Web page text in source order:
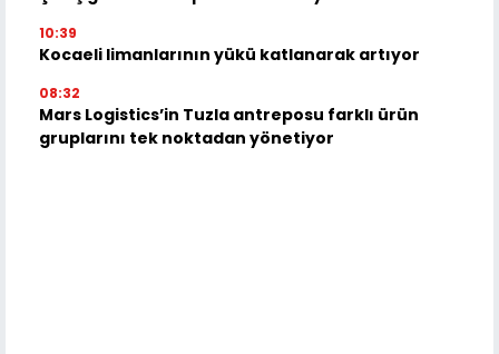
10:39
Kocaeli limanlarının yükü katlanarak artıyor
08:32
Mars Logistics’in Tuzla antreposu farklı ürün
gruplarını tek noktadan yönetiyor